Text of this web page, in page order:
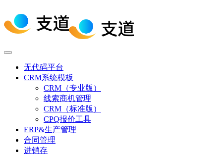
无代码平台
CRM系统模板
CRM（专业版）
线索商机管理
CRM（标准版）
CPQ报价工具
ERP&生产管理
合同管理
进销存